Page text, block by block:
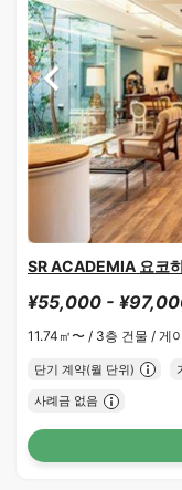
SR ACADEMIA 요코
¥55,000 -
11.74㎡〜 / 3층 건물 / 게
단기 계약(월 단위)
사례금 없음